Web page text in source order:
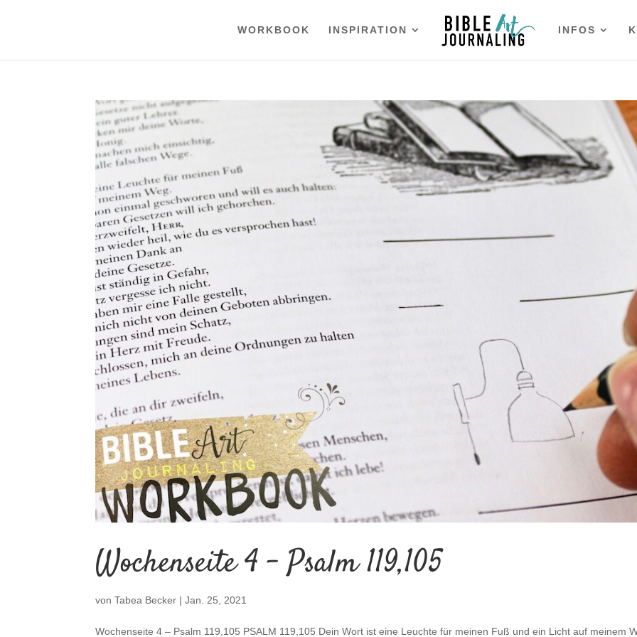
WORKBOOK INSPIRATION INFOS
Wochenseite 4 – Psalm 119,105
vonTabea Becker |Jan. 25, 2021
Wochenseite 4 – Psalm 119,105 PSALM 119,105 Dein Wort ist eine Leuchte für meinen Fuß und ein Licht auf meinem